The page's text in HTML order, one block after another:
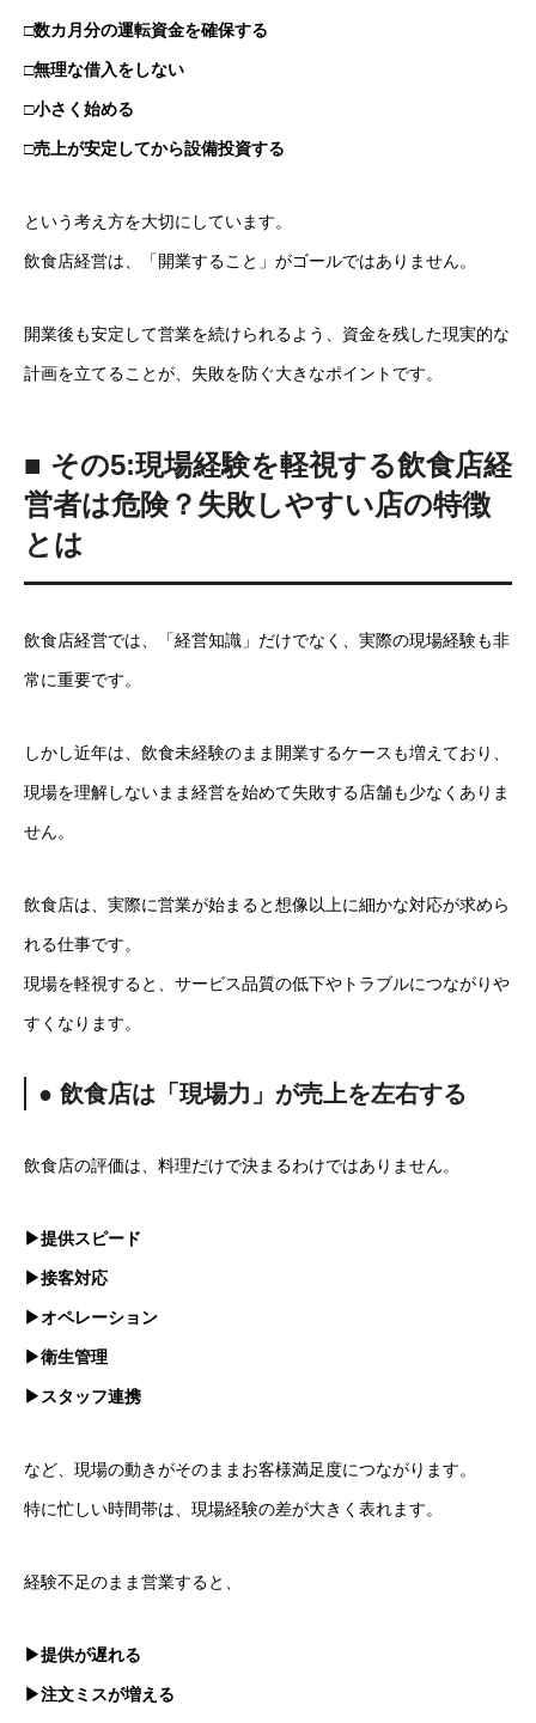
□数カ月分の運転資金を確保する
□無理な借入をしない
□小さく始める
□売上が安定してから設備投資する
という考え方を大切にしています。
飲食店経営は、「開業すること」がゴールではありません。
開業後も安定して営業を続けられるよう、資金を残した現実的な
計画を立てることが、失敗を防ぐ大きなポイントです。
■ その5:現場経験を軽視する飲食店経
営者は危険？失敗しやすい店の特徴
とは
飲食店経営では、「経営知識」だけでなく、実際の現場経験も非
常に重要です。
しかし近年は、飲食未経験のまま開業するケースも増えており、
現場を理解しないまま経営を始めて失敗する店舗も少なくありま
せん。
飲食店は、実際に営業が始まると想像以上に細かな対応が求めら
れる仕事です。
現場を軽視すると、サービス品質の低下やトラブルにつながりや
すくなります。
● 飲食店は「現場力」が売上を左右する
飲食店の評価は、料理だけで決まるわけではありません。
▶提供スピード
▶接客対応
▶オペレーション
▶衛生管理
▶スタッフ連携
など、現場の動きがそのままお客様満足度につながります。
特に忙しい時間帯は、現場経験の差が大きく表れます。
経験不足のまま営業すると、
▶提供が遅れる
▶注文ミスが増える